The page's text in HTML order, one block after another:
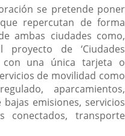
se pretende poner
repercutan de forma
ambas ciudades como,
de ‘Ciudades
con una única tarjeta o
de movilidad como
aparcamientos,
emisiones, servicios
conectados, transporte